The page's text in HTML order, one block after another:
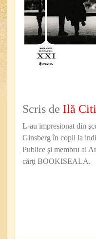
Scris de Ilă
L-au impresionat din
Ginsberg în copii la
Publice şi membru al
cărţi BOOKISEALA.